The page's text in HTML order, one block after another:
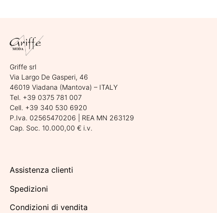
Griffe srl
Via Largo De Gasperi, 46
46019 Viadana (Mantova) – ITALY
Tel. +39 0375 781 007
Cell. +39 340 530 6920
P.Iva. 02565470206 | REA MN 263129
Cap. Soc. 10.000,00 € i.v.
Assistenza clienti
Spedizioni
Condizioni di vendita